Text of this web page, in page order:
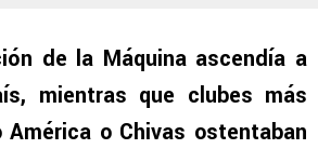
de la Máquina ascendía a
mientras que clubes más
América o Chivas ostentaban